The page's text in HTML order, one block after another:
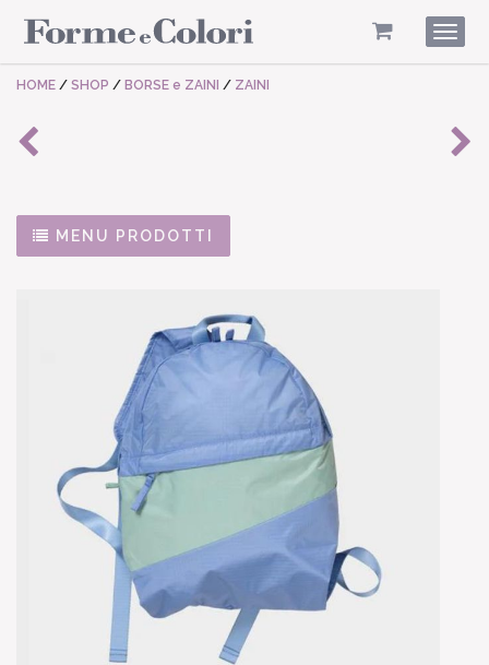
HOME / SHOP / BORSE e ZAINI / ZAINI
MENU PRODOTTI